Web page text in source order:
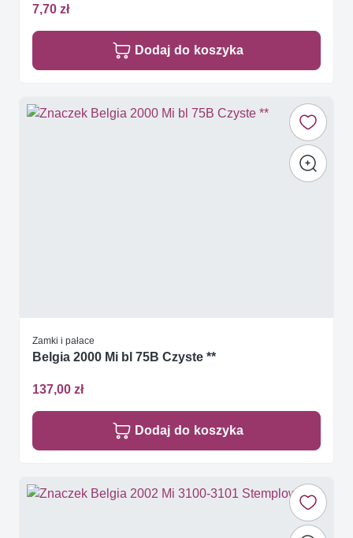
7,70 zł
Dodaj do koszyka
Zamki i pałace
Belgia 2000 Mi bl 75B Czyste **
137,00 zł
Dodaj do koszyka